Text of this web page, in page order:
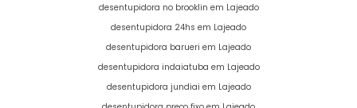
desentupidora no brooklin em Lajeado
desentupidora 24hs em Lajeado
desentupidora barueri em Lajeado
desentupidora indaiatuba em Lajeado
desentupidora jundiai em Lajeado